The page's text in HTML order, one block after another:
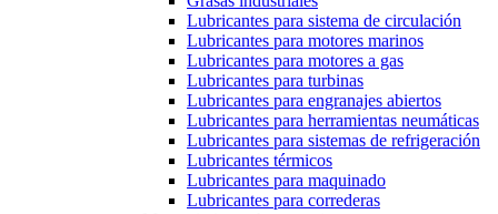
Lubricantes para sistema de circulación
Lubricantes para motores marinos
Lubricantes para motores a gas
Lubricantes para turbinas
Lubricantes para engranajes abiertos
Lubricantes para herramientas neumáticas
Lubricantes para sistemas de refrigeración
Lubricantes térmicos
Lubricantes para maquinado
Lubricantes para correderas